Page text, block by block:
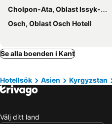
Cholpon-Ata, Oblast Issyk-Kul Hotell
Osch, Oblast Osch Hotell
Se alla boenden i Kant
Hotellsök Asien Kyrgyzstan
Välj ditt land